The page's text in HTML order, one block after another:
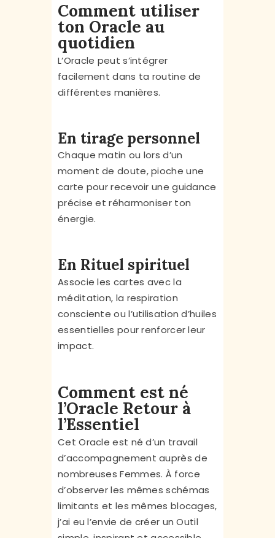
Comment utiliser
ton Oracle au
quotidien
L’Oracle peut s’intégrer
facilement dans ta routine de
différentes manières.
En tirage personnel
Chaque matin ou lors d’un
moment de doute, pioche une
carte pour recevoir une guidance
précise et réharmoniser ton
énergie.
En Rituel spirituel
Associe les cartes avec la
méditation, la respiration
consciente ou l’utilisation d’huiles
essentielles pour renforcer leur
impact.
Comment est né
l’Oracle Retour à
l’Essentiel
Cet Oracle est né d’un travail
d’accompagnement auprès de
nombreuses Femmes. À force
d’observer les mêmes schémas
limitants et les mêmes blocages,
j’ai eu l’envie de créer un Outil